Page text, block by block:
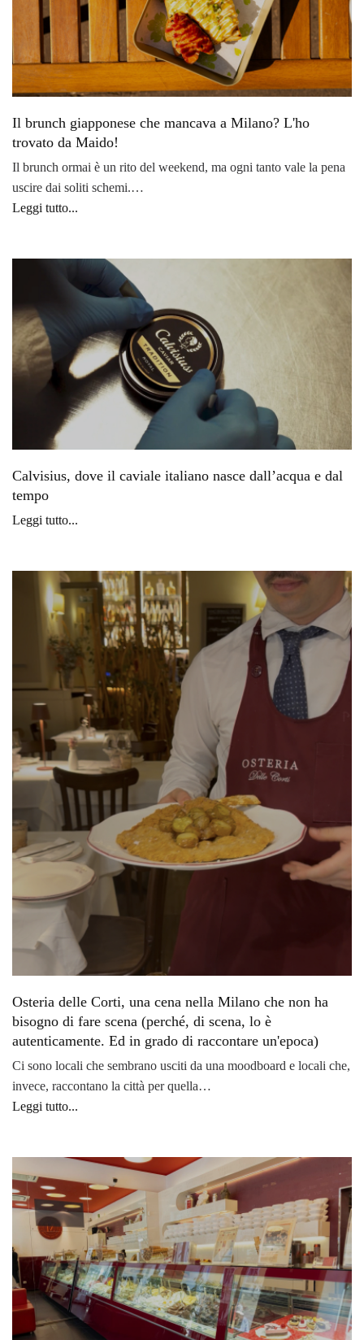
Il brunch giapponese che mancava a Milano? L'ho
trovato da Maido!
Il brunch ormai è un rito del weekend, ma ogni tanto vale la pena
uscire dai soliti schemi.…
Leggi tutto...
Calvisius, dove il caviale italiano nasce dall’acqua e dal
tempo
Leggi tutto...
Osteria delle Corti, una cena nella Milano che non ha
bisogno di fare scena (perché, di scena, lo è
autenticamente. Ed in grado di raccontare un'epoca)
Ci sono locali che sembrano usciti da una moodboard e locali che,
invece, raccontano la città per quella…
Leggi tutto...